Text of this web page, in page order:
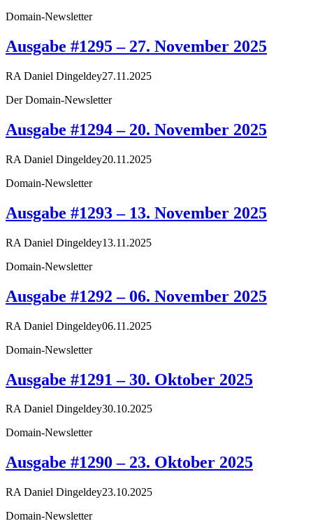
Domain-Newsletter
Ausgabe #1295 – 27. November 2025
RA Daniel Dingeldey27.11.2025
Der Domain-Newsletter
Ausgabe #1294 – 20. November 2025
RA Daniel Dingeldey20.11.2025
Domain-Newsletter
Ausgabe #1293 – 13. November 2025
RA Daniel Dingeldey13.11.2025
Domain-Newsletter
Ausgabe #1292 – 06. November 2025
RA Daniel Dingeldey06.11.2025
Domain-Newsletter
Ausgabe #1291 – 30. Oktober 2025
RA Daniel Dingeldey30.10.2025
Domain-Newsletter
Ausgabe #1290 – 23. Oktober 2025
RA Daniel Dingeldey23.10.2025
Domain-Newsletter